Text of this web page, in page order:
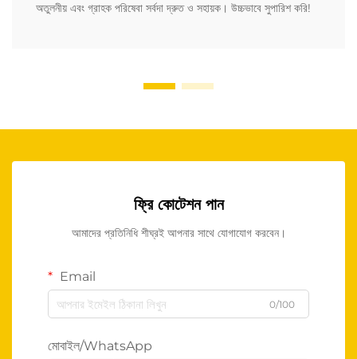
অতুলনীয় এবং গ্রাহক পরিষেবা সর্বদা দ্রুত ও সহায়ক। উচ্চভাবে সুপারিশ করি!
ফ্রি কোটেশন পান
আমাদের প্রতিনিধি শীঘ্রই আপনার সাথে যোগাযোগ করবেন।
Email
0/100
মোবাইল/WhatsApp